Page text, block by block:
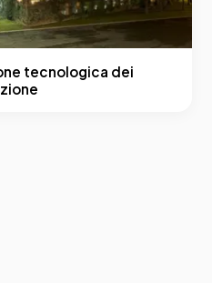
tecnologica dei